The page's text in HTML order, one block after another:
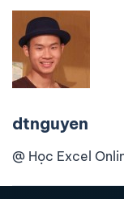
dtnguyen
@ Học Excel